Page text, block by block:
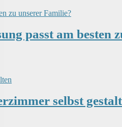
passt am besten
selbst